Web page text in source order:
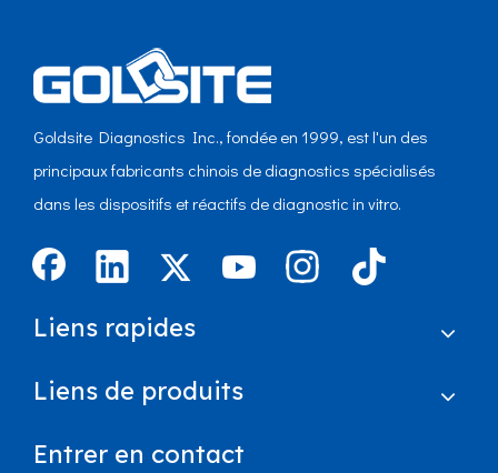
Goldsite Diagnostics Inc., fondée en 1999, est l'un des
principaux fabricants chinois de diagnostics spécialisés
dans les dispositifs et réactifs de diagnostic in vitro.
Liens rapides
Liens de produits
Entrer en contact